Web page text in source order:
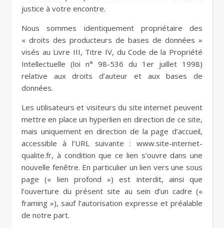
justice à votre encontre.
Nous sommes identiquement propriétaire des
« droits des producteurs de bases de données »
visés au Livre III, Titre IV, du Code de la Propriété
Intellectuelle (loi n° 98-536 du 1er juillet 1998)
relative aux droits d’auteur et aux bases de
données.
Les utilisateurs et visiteurs du site internet peuvent
mettre en place un hyperlien en direction de ce site,
mais uniquement en direction de la page d’accueil,
accessible à l’URL suivante : www.site-internet-
qualite.fr, à condition que ce lien s’ouvre dans une
nouvelle fenêtre. En particulier un lien vers une sous
page (« lien profond ») est interdit, ainsi que
l’ouverture du présent site au sein d’un cadre («
framing »), sauf l’autorisation expresse et préalable
de notre part.